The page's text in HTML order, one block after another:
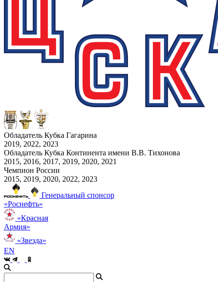
Обладатель Кубка Гагарина
2019, 2022, 2023
Обладатель Кубка Континента имени В.В. Тихонова
2015, 2016, 2017, 2019, 2020, 2021
Чемпион России
2015, 2019, 2020, 2022, 2023
Генеральный спонсор
«Роснефть»
«Красная
Армия»
«Звезда»
EN